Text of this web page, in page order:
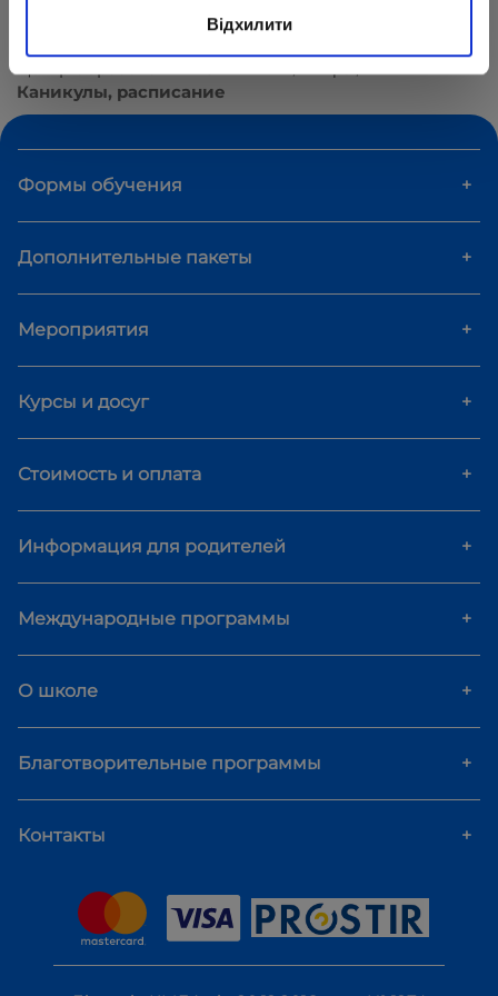
Відхилити
Каникулы, расписание
Формы обучения +
Дополнительные пакеты +
Мероприятия +
Курсы и досуг +
Стоимость и оплата +
Информация для родителей +
Международные программы +
О школе +
Благотворительные программы +
Контакты +